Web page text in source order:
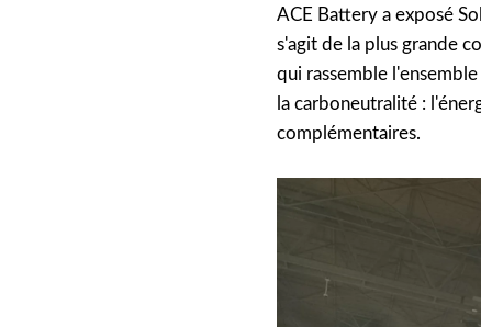
ACE Battery a exposé
s'agit de la plus grande
qui rassemble
la carboneutralité :
complémentaires.